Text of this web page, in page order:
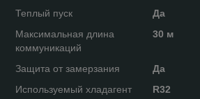
Теплый пуск
Да
Максимальная длина
коммуникаций
30 м
Защита от замерзания
Да
Используемый хладагент
R32